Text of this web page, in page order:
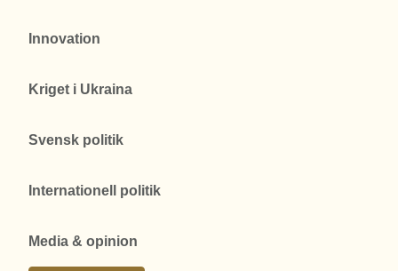
Innovation
Kriget i Ukraina
Svensk politik
Internationell politik
Media & opinion